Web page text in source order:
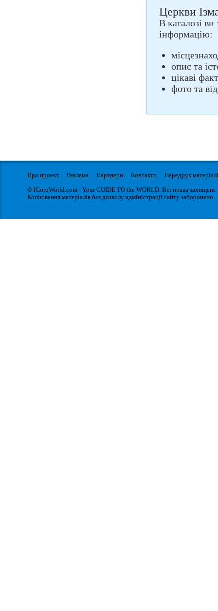
Церкви
В каталозі ви
інформацію:
опис та
цікаві
фото та
Про проект Реклама Партнери Контакти
Передрук
© IGotoWorld.com - Your GUIDE TO the WORLD. Всі права захищені.
Копіювання матеріалів без дозволу адміністрації сайту заборонено.